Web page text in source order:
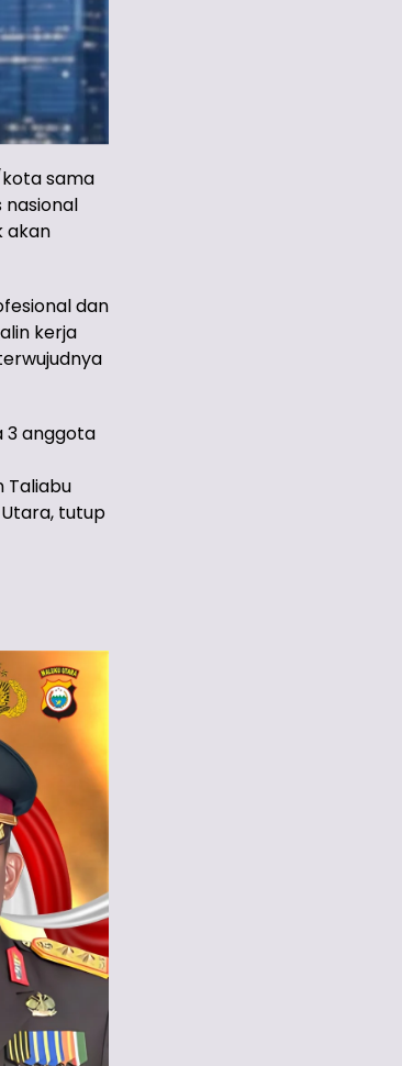
sama
nasional
akan
dan
kerja
3 anggota
Taliabu
tutup